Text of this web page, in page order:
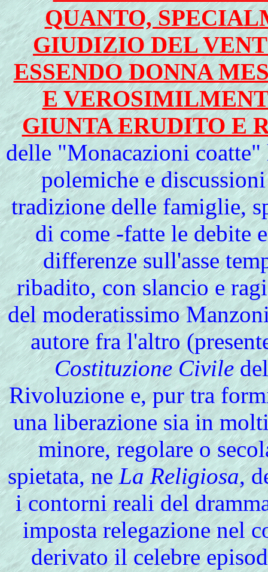
QUANTO,
GIUDIZIO DEL
ESSENDO DONNA
E
GIUNTA ERUDITO E
delle "Monacazioni
polemiche e
tradizione delle famiglie,
di come -fatte le debite
differenze sull'asse
ribadito, con slancio e
del moderatissimo
autore fra l'altro
Costituzione Civile
Rivoluzione e, pur tra
una liberazione sia in
minore, regolare o
spietata, neLa Religiosa,
i contorni reali del
imposta relegazione nel
derivato il celebre